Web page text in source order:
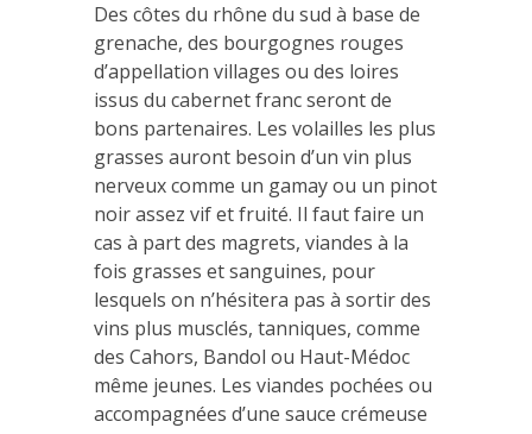
Des côtes du rhône du sud à base de
grenache, des bourgognes rouges
d’appellation villages ou des loires
issus du cabernet franc seront de
bons partenaires. Les volailles les plus
grasses auront besoin d’un vin plus
nerveux comme un gamay ou un pinot
noir assez vif et fruité. Il faut faire un
cas à part des magrets, viandes à la
fois grasses et sanguines, pour
lesquels on n’hésitera pas à sortir des
vins plus musclés, tanniques, comme
des Cahors, Bandol ou Haut-Médoc
même jeunes. Les viandes pochées ou
accompagnées d’une sauce crémeuse